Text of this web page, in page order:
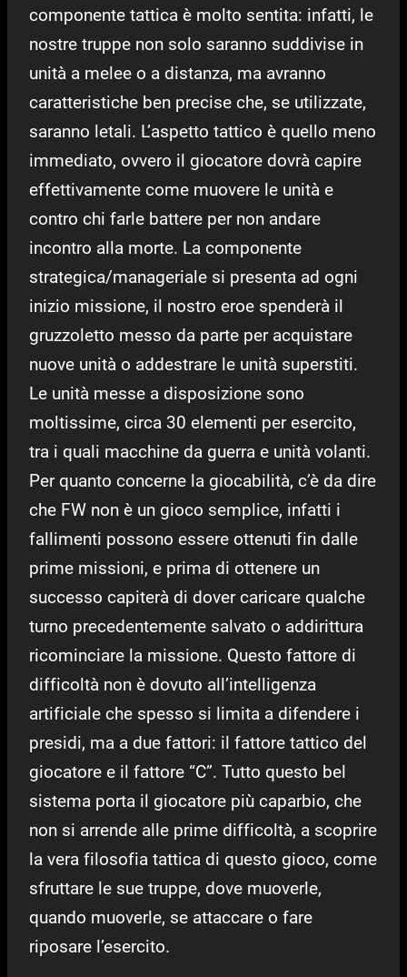
componente tattica è molto sentita: infatti, le
nostre truppe non solo saranno suddivise in
unità a melee o a distanza, ma avranno
caratteristiche ben precise che, se utilizzate,
saranno letali. L’aspetto tattico è quello meno
immediato, ovvero il giocatore dovrà capire
effettivamente come muovere le unità e
contro chi farle battere per non andare
incontro alla morte. La componente
strategica/manageriale si presenta ad ogni
inizio missione, il nostro eroe spenderà il
gruzzoletto messo da parte per acquistare
nuove unità o addestrare le unità superstiti.
Le unità messe a disposizione sono
moltissime, circa 30 elementi per esercito,
tra i quali macchine da guerra e unità volanti.
Per quanto concerne la giocabilità, c’è da dire
che FW non è un gioco semplice, infatti i
fallimenti possono essere ottenuti fin dalle
prime missioni, e prima di ottenere un
successo capiterà di dover caricare qualche
turno precedentemente salvato o addirittura
ricominciare la missione. Questo fattore di
difficoltà non è dovuto all’intelligenza
artificiale che spesso si limita a difendere i
presidi, ma a due fattori: il fattore tattico del
giocatore e il fattore “C”. Tutto questo bel
sistema porta il giocatore più caparbio, che
non si arrende alle prime difficoltà, a scoprire
la vera filosofia tattica di questo gioco, come
sfruttare le sue truppe, dove muoverle,
quando muoverle, se attaccare o fare
riposare l’esercito.